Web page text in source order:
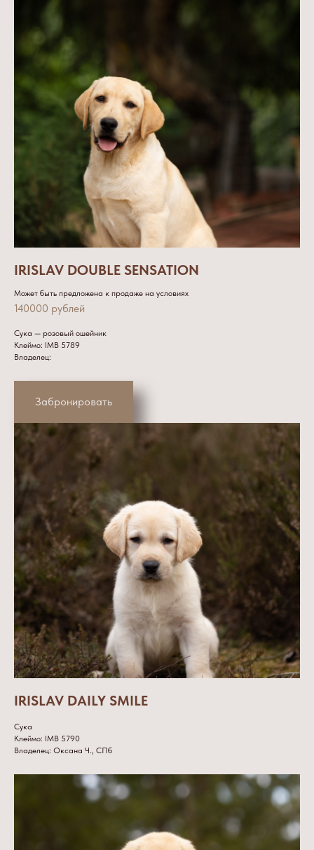
IRISLAV DOUBLE SENSATION
Может быть предложена к продаже на условиях
140000 рублей
Сука — розовый ошейник
Клеймо: IMB 5789
Владелец:
Забронировать
IRISLAV DAILY SMILE
Сука
Клеймо: IMB 5790
Владелец: Оксана Ч., СПб